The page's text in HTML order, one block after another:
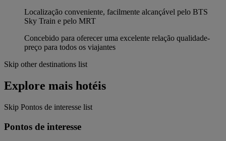
Localização conveniente, facilmente alcançável pelo BTS
Sky Train e pelo MRT
Concebido para oferecer uma excelente relação qualidade-
preço para todos os viajantes
Skip other destinations list
Explore mais hotéis
Skip Pontos de interesse list
Pontos de interesse